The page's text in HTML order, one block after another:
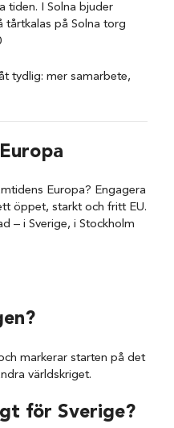
tiden. I Solna bjuder
tårtkalas på Solna torg
tydlig: mer samarbete,
Europa? Engagera
öppet, starkt och fritt EU.
– i Sverige, i Stockholm
markerar starten på det
världskriget.
för Sverige?